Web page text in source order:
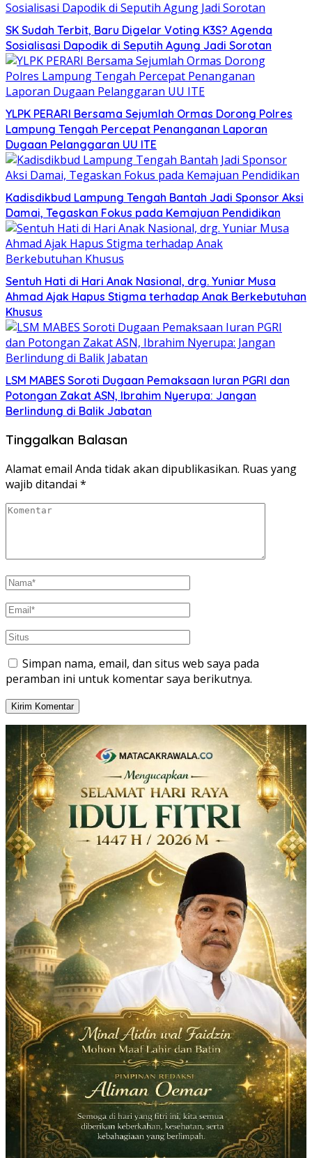
SK Sudah Terbit, Baru Digelar Voting K3S? Agenda
Sosialisasi Dapodik di Seputih Agung Jadi Sorotan
YLPK PERARI Bersama Sejumlah Ormas Dorong Polres
Lampung Tengah Percepat Penanganan Laporan
Dugaan Pelanggaran UU ITE
Kadisdikbud Lampung Tengah Bantah Jadi Sponsor Aksi
Damai, Tegaskan Fokus pada Kemajuan Pendidikan
Sentuh Hati di Hari Anak Nasional, drg. Yuniar Musa
Ahmad Ajak Hapus Stigma terhadap Anak Berkebutuhan
Khusus
LSM MABES Soroti Dugaan Pemaksaan Iuran PGRI dan
Potongan Zakat ASN, Ibrahim Nyerupa: Jangan
Berlindung di Balik Jabatan
Tinggalkan Balasan
Alamat email Anda tidak akan dipublikasikan. Ruas yang
wajib ditandai *
Simpan nama, email, dan situs web saya pada
peramban ini untuk komentar saya berikutnya.